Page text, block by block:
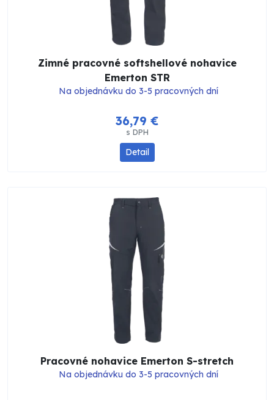
Zimné pracovné softshellové nohavice
Emerton STR
Na objednávku do 3-5 pracovných dní
36,79 €
s DPH
Detail
Pracovné nohavice Emerton S-stretch
Na objednávku do 3-5 pracovných dní